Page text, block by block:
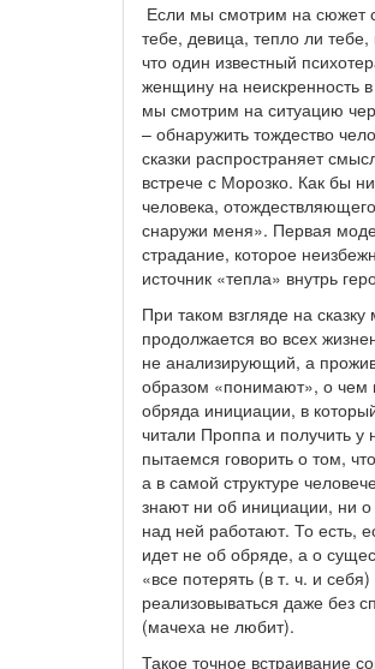
Если мы смотрим на сюжет
тебе, девица, тепло ли
что один известный
женщину на неискренность
мы смотрим на ситуацию
– обнаружить тождество
сказки распространяет
встрече с Морозко. Как бы
человека,
снаружи меня». Первая
страдание, которое
источник «тепла» внутрь
При таком взгляде на
продолжается во всех
не анализирующий, а
образом «понимают», о чем
обряда инициации, в
читали Проппа и получить у
пытаемся говорить о том,
а в самой структуре
знают ни об инициации, ни
над ней работают. То есть,
идет не об обряде, а о
«все потерять (в т. ч. и
реализовываться даже без
(мачеха не любит).
Такое точное встраивание